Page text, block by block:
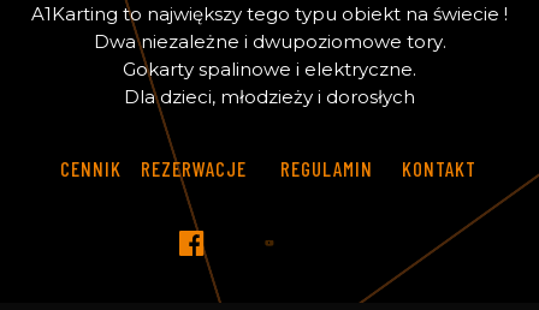
A1Karting to największy tego typu obiekt na świecie !
Dwa niezależne i dwupoziomowe tory.
Gokarty spalinowe i elektryczne.
Dla dzieci, młodzieży i dorosłych
CENNIK REZERWACJE REGULAMIN KONTAKT